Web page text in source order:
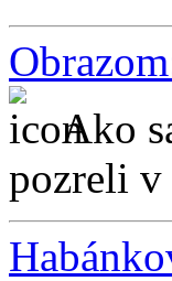
Ako
pozreli v